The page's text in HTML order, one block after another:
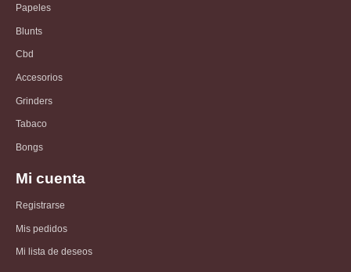
Papeles
Blunts
Cbd
Accesorios
Grinders
Tabaco
Bongs
Mi cuenta
Registrarse
Mis pedidos
Mi lista de deseos